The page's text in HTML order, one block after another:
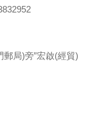
局)旁”宏啟(經貿)